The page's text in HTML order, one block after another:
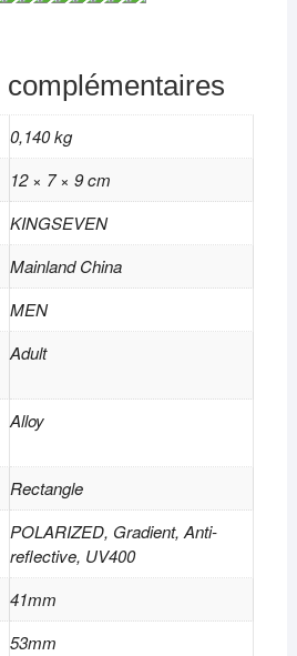
0,140 kg
12 × 7 × 9 cm
KINGSEVEN
Mainland China
MEN
Adult
Alloy
Rectangle
POLARIZED, Gradient, Anti-
reflective, UV400
41mm
53mm